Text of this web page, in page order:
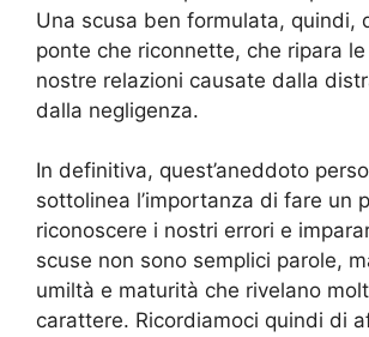
Una scusa ben formulata, quindi,
ponte che riconnette, che ripara
nostre relazioni causate dalla
dalla negligenza.
In definitiva, quest’aneddoto
sottolinea l’importanza di fare un
riconoscere i nostri errori e
scuse non sono semplici parole,
umiltà e maturità che rivelano
carattere. Ricordiamoci quindi di